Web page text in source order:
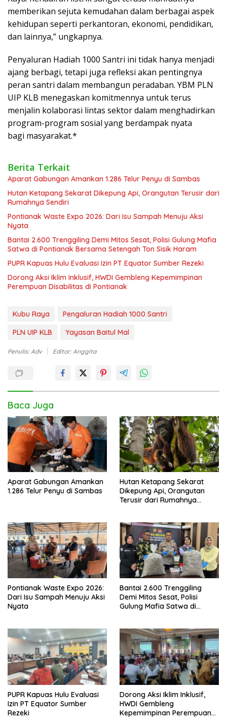
memberikan sejuta kemudahan dalam berbagai aspek
kehidupan seperti perkantoran, ekonomi, pendidikan,
dan lainnya,” ungkapnya.
Penyaluran Hadiah 1000 Santri ini tidak hanya menjadi
ajang berbagi, tetapi juga refleksi akan pentingnya
peran santri dalam membangun peradaban. YBM PLN
UIP KLB menegaskan komitmennya untuk terus
menjalin kolaborasi lintas sektor dalam menghadirkan
program-program sosial yang berdampak nyata
bagi masyarakat.*
Berita Terkait
Aparat Gabungan Amankan 1.286 Telur Penyu di Sambas
Hutan Ketapang Sekarat Dikepung Api, Orangutan Terusir dari
Rumahnya Sendiri
Pontianak Waste Expo 2026: Dari Isu Sampah Menuju Aksi
Nyata
Bantai 2.600 Trenggiling Demi Mitos Sesat, Polisi Gulung Mafia
Satwa di Pontianak Bersama Setengah Ton Sisik Haram
PUPR Kapuas Hulu Evaluasi Izin PT Equator Sumber Rezeki
Dorong Aksi Iklim Inklusif, HWDI Gembleng Kepemimpinan
Perempuan Disabilitas di Pontianak
Kubu Raya
Pengaluran Hadiah 1000 Santri
PLN UIP KLB
Yayasan Baitul Mal
Penulis: Adv Editor: Anggita
Baca Juga
Aparat Gabungan Amankan
1.286 Telur Penyu di Sambas
Hutan Ketapang Sekarat
Dikepung Api, Orangutan
Terusir dari Rumahnya
Pontianak Waste Expo 2026:
Dari Isu Sampah Menuju Aksi
Nyata
Bantai 2.600 Trenggiling
Demi Mitos Sesat, Polisi
Gulung Mafia Satwa di
PUPR Kapuas Hulu Evaluasi
Izin PT Equator Sumber
Rezeki
Dorong Aksi Iklim Inklusif,
HWDI Gembleng
Kepemimpinan Perempuan